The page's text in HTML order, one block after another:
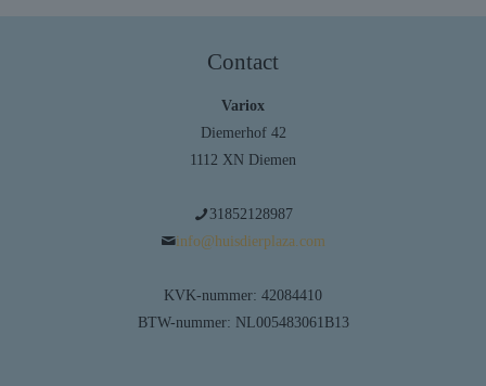
Contact
Variox
Diemerhof 42
1112 XN Diemen
31852128987
info@huisdierplaza.com
KVK-nummer: 42084410
BTW-nummer: NL005483061B13